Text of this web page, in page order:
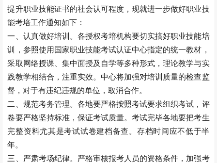
提升职业技能证书的社会认可程度，现就进一步做好职业技
能考培工作通知如下：
一、认真做好培训。各授权考培机构要切实搞好职业技能培
训，参照使用国家职业技能考试认证中心指定的统一教材，
采取网络授课、集中面授及自学等多种形式，理论教学与实
践教学相结合，注重实效。中心将加强对培训质量的检查监
督，对于有违纪违规的单位，取消合作。
二、规范考务管理。各地要严格按照考试要求组织考试，评
卷要严格坚持标准，保证考试质量。考试完毕各地要把考生
完整资料尤其是考试试卷建档备查。存档时间应不低于半
年。
三、严肃考场纪律。严格审核报考人员的资格条件，加强考